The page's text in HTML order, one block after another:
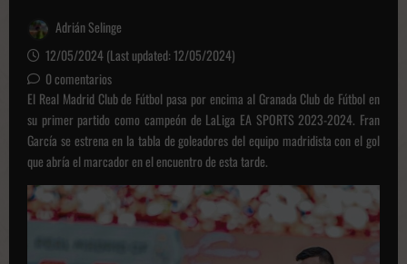
Adrián Selinge
12/05/2024 (Last updated: 12/05/2024)
0 comentarios
El Real Madrid Club de Fútbol pasa por encima al Granada Club de Fútbol en
su primer partido como campeón de LaLiga EA SPORTS 2023-2024. Fran
García se estrena en la tabla de goleadores del equipo madridista con el gol
que abría el marcador en el encuentro de esta tarde.